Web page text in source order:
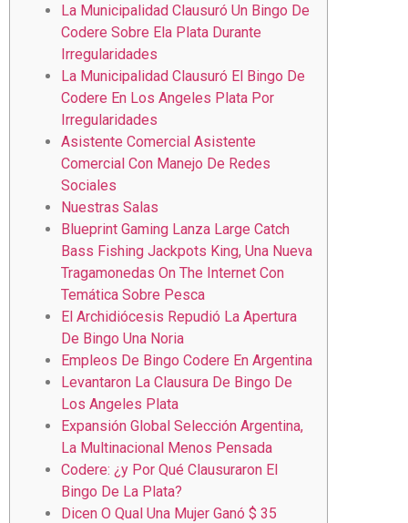
La Municipalidad Clausuró Un Bingo De
Codere Sobre Ela Plata Durante
Irregularidades
La Municipalidad Clausuró El Bingo De
Codere En Los Angeles Plata Por
Irregularidades
Asistente Comercial Asistente
Comercial Con Manejo De Redes
Sociales
Nuestras Salas
Blueprint Gaming Lanza Large Catch
Bass Fishing Jackpots King, Una Nueva
Tragamonedas On The Internet Con
Temática Sobre Pesca
El Archidiócesis Repudió La Apertura
De Bingo Una Noria
Empleos De Bingo Codere En Argentina
Levantaron La Clausura De Bingo De
Los Angeles Plata
Expansión Global Selección Argentina,
La Multinacional Menos Pensada
Codere: ¿y Por Qué Clausuraron El
Bingo De La Plata?
Dicen O Qual Una Mujer Ganó $ 35